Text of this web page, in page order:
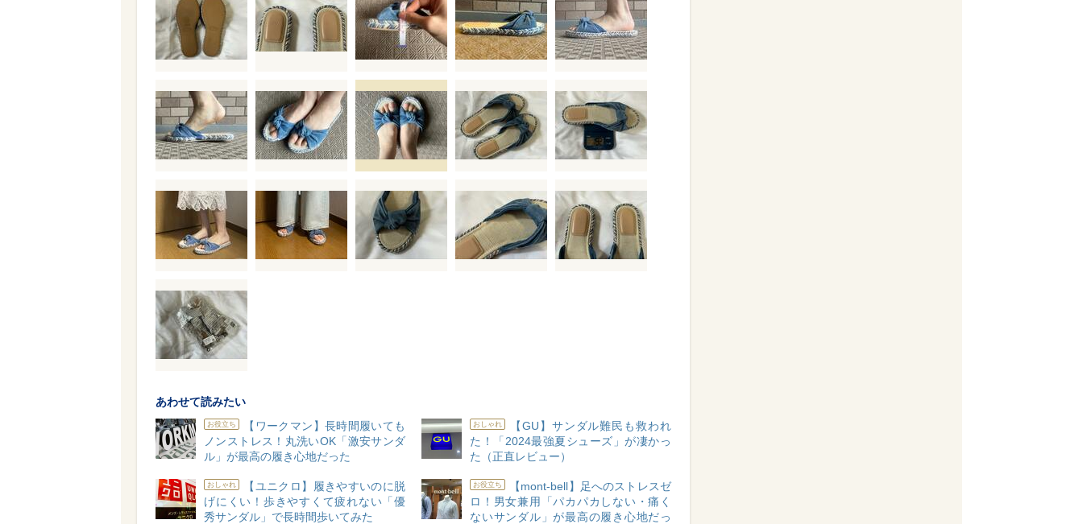
あわせて読みたい
お役立ち
【ワークマン】長時間履いても
ノンストレス！丸洗いOK「激安サンダ
ル」が最高の履き心地だった
おしゃれ
【GU】サンダル難民も救われ
た！「2024最強夏シューズ」が凄かっ
た（正直レビュー）
おしゃれ
【ユニクロ】履きやすいのに脱
げにくい！歩きやすくて疲れない「優
秀サンダル」で長時間歩いてみた
お役立ち
【mont-bell】足へのストレスゼ
ロ！男女兼用「パカパカしない・痛く
ないサンダル」が最高の履き心地だっ